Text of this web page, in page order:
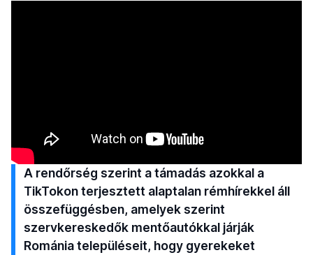
A rendőrség szerint a támadás azokkal a
TikTokon terjesztett alaptalan rémhírekkel áll
összefüggésben, amelyek szerint
szervkereskedők mentőautókkal járják
Románia településeit, hogy gyerekeket